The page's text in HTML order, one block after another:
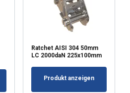
Ratchet AISI 304 50mm
LC 2000daN 225x100mm
Produkt anzeigen